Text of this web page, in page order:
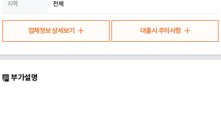
지역 전체
업체정보 상세보기 대출시 주의사항
부가설명